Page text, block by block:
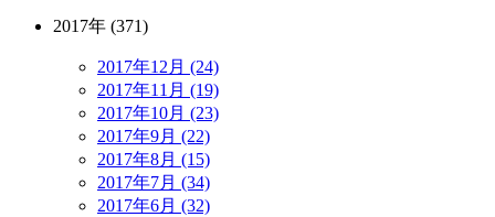
2017年 (371)
2017年12月 (24)
2017年11月 (19)
2017年10月 (23)
2017年9月 (22)
2017年8月 (15)
2017年7月 (34)
2017年6月 (32)